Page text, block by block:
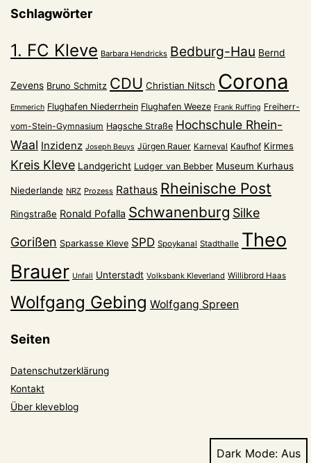
Schlagwörter
1. FC Kleve Barbara Hendricks Bedburg-Hau Bernd
Zevens Bruno Schmitz CDU Christian Nitsch Corona
Emmerich Flughafen Niederrhein Flughafen Weeze Frank Ruffing Freiherr-
vom-Stein-Gymnasium Hagsche Straße Hochschule Rhein-
Waal Inzidenz Joseph Beuys Jürgen Rauer Karneval Kaufhof Kirmes
Kreis Kleve Landgericht Ludger van Bebber Museum Kurhaus
Niederlande NRZ Prozess Rathaus Rheinische Post
Ringstraße Ronald Pofalla Schwanenburg Silke
Gorißen Sparkasse Kleve SPD Spoykanal Stadthalle Theo
Brauer Unfall Unterstadt Volksbank Kleverland Willibrord Haas
Wolfgang Gebing Wolfgang Spreen
Seiten
Datenschutzerklärung
Kontakt
Über kleveblog
Dark Mode: